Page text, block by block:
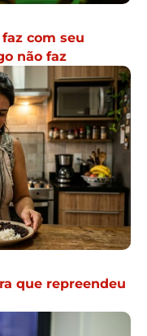
com seu
não faz
que repreendeu